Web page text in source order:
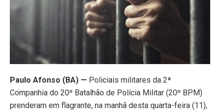
Paulo Afonso (BA) — Policiais militares da 2ª
Companhia do 20º Batalhão de Polícia Militar (20º BPM)
prenderam em flagrante, na manhã desta quarta-feira (11),